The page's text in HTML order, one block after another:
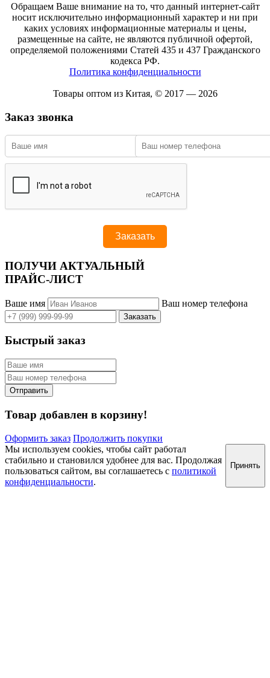
Обращаем Ваше внимание на то, что данный интернет-сайт
носит исключительно информационный характер и ни при
каких условиях информационные материалы и цены,
размещенные на сайте, не являются публичной офертой,
определяемой положениями Статей 435 и 437 Гражданского
кодекса РФ.
Политика конфиденциальности
Товары оптом из Китая, © 2017 — 2026
Заказ звонка
ПОЛУЧИ АКТУАЛЬНЫЙ
ПРАЙС-ЛИСТ
Ваше имя Ваш номер телефона
Быстрый заказ
Товар добавлен в корзину!
Оформить заказ Продолжить покупки
Мы используем cookies, чтобы сайт работал
стабильно и становился удобнее для вас. Продолжая
пользоваться сайтом, вы соглашаетесь с политикой
конфиденциальности.
Принять